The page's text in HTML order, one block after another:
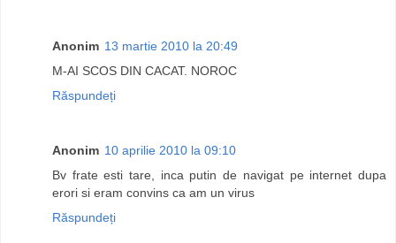
Anonim 13 martie 2010 la 20:49
M-AI SCOS DIN CACAT. NOROC
Răspundeți
Anonim 10 aprilie 2010 la 09:10
Bv frate esti tare, inca putin de navigat pe internet dupa
erori si eram convins ca am un virus
Răspundeți